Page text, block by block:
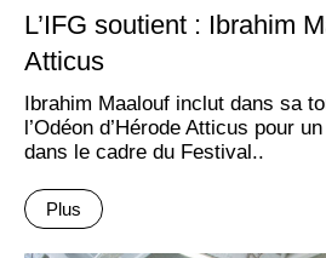
L’IFG soutient : Ibrahim
Atticus
Ibrahim Maalouf inclut dans sa
l’Odéon d’Hérode Atticus pour
dans le cadre du Festival..
Plus